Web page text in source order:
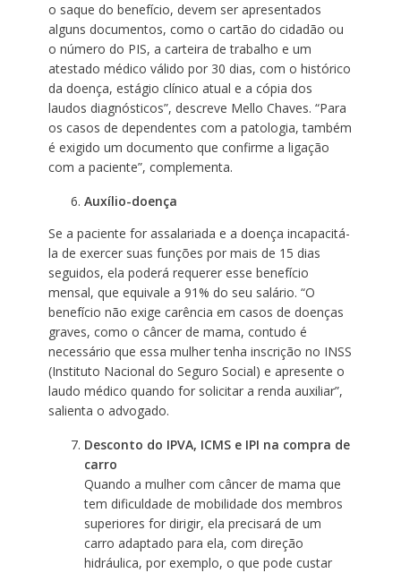
o saque do benefício, devem ser apresentados
alguns documentos, como o cartão do cidadão ou
o número do PIS, a carteira de trabalho e um
atestado médico válido por 30 dias, com o histórico
da doença, estágio clínico atual e a cópia dos
laudos diagnósticos”, descreve Mello Chaves. “Para
os casos de dependentes com a patologia, também
é exigido um documento que confirme a ligação
com a paciente”, complementa.
Auxílio-doença
Se a paciente for assalariada e a doença incapacitá-
la de exercer suas funções por mais de 15 dias
seguidos, ela poderá requerer esse benefício
mensal, que equivale a 91% do seu salário. “O
benefício não exige carência em casos de doenças
graves, como o câncer de mama, contudo é
necessário que essa mulher tenha inscrição no INSS
(Instituto Nacional do Seguro Social) e apresente o
laudo médico quando for solicitar a renda auxiliar”,
salienta o advogado.
Desconto do IPVA, ICMS e IPI na compra de
carro
Quando a mulher com câncer de mama que
tem dificuldade de mobilidade dos membros
superiores for dirigir, ela precisará de um
carro adaptado para ela, com direção
hidráulica, por exemplo, o que pode custar